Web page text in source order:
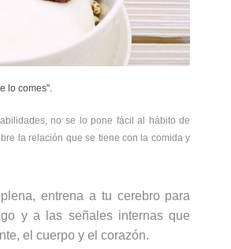
lo comes".
no se lo pone fácil al hábito de
la relación que se tiene con la comida y
entrena a tu cerebro para
y a las señales internas que
el cuerpo y el corazón.